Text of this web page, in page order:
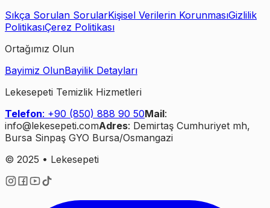
Sıkça Sorulan SorularKişisel Verilerin KorunmasıGizlilik
PolitikasıÇerez Politikası
Ortağımız Olun
Bayimiz OlunBayilik Detayları
Lekesepeti Temizlik Hizmetleri
Telefon: +90 (850) 888 90 50Mail:
info@lekesepeti.comAdres: Demirtaş Cumhuriyet mh,
Bursa Sinpaş GYO Bursa/Osmangazi
© 2025 • Lekesepeti